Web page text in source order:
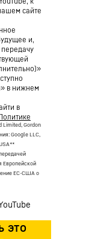
сайте
и,
в нижнем
в
Limited, Gordon
Google LLC,
**
Европейской
ЕС-США о